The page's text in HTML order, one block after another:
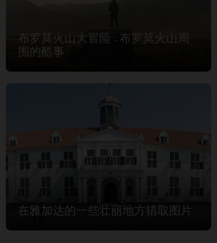
布罗莫火山大冒险 : 布罗莫火山周
围的酷事
在雅加达的一些壮丽地方猎取图片